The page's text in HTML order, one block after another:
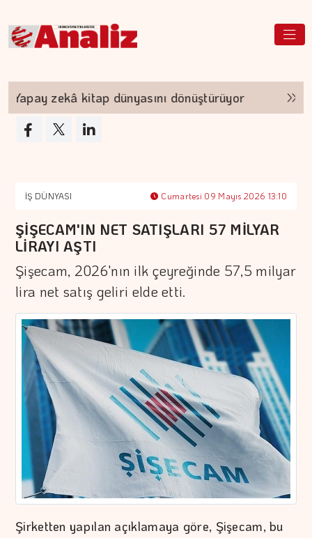
zekâ kitap dünyasını dönüştürüyor
İŞ DÜNYASI Cumartesi 09 Mayıs 2026 13:10
ŞİŞECAM'IN NET SATIŞLARI 57 MİLYAR
LİRAYI AŞTI
Şişecam, 2026'nın ilk çeyreğinde 57,5 milyar
lira net satış geliri elde etti.
Şirketten yapılan açıklamaya göre, Şişecam, bu